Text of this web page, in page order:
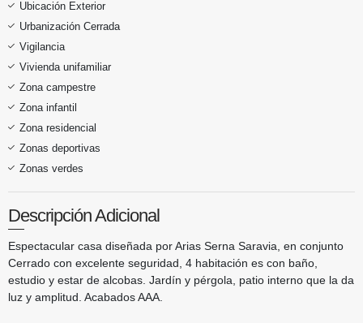
Ubicación Exterior
Urbanización Cerrada
Vigilancia
Vivienda unifamiliar
Zona campestre
Zona infantil
Zona residencial
Zonas deportivas
Zonas verdes
Descripción Adicional
Espectacular casa diseñada por Arias Serna Saravia, en conjunto
Cerrado con excelente seguridad, 4 habitación es con baño,
estudio y estar de alcobas. Jardín y pérgola, patio interno que la da
luz y amplitud. Acabados AAA.